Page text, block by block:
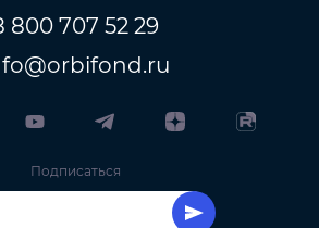
800 707 52 29
Подписаться